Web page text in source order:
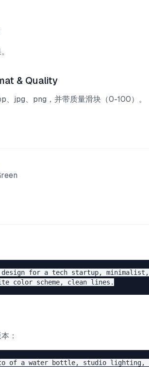
& Quality
、jpg、png，并带质量滑块（0-100）。
design for a tech startup,
：
of a water bottle, studio lighting,